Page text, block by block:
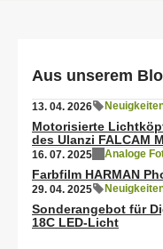
Aus unserem
13. 04. 2026
Motorisierte
des Ulanzi FALCAM
16. 07. 2025 Analoge
Farbfilm HARMAN
29. 04. 2025
Sonderangebot für
18C LED-Licht